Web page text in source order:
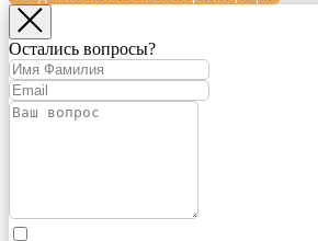
Остались вопросы?